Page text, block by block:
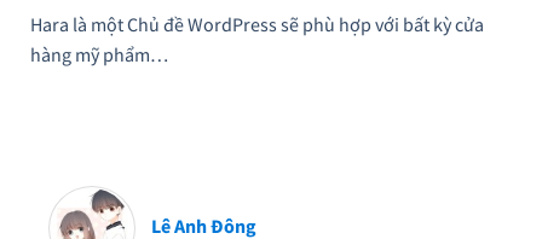
Hara là một Chủ đề WordPress sẽ phù hợp với bất kỳ cửa
hàng mỹ phẩm…
Lê Anh Đông